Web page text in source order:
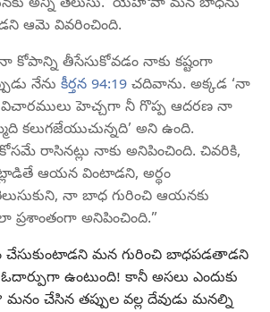
అన్నీ తెలుసు.’ యెహోవా మన బాధను
ఆమె వివరించింది.
తీసేసుకోవడం నాకు కష్టంగా
నేను కీర్తన 94:19 చదివాను. అక్కడ ‘నా
విచారములు హెచ్చగా నీ గొప్ప ఆదరణ నా
కలుగజేయుచున్నది’ అని ఉంది.
రాసినట్లు నాకు అనిపించింది. చివరికి,
ఆయన వింటాడని, అర్థం
నా బాధ గురించి ఆయనకు
ప్రశాంతంగా అనిపించింది.”
చేసుకుంటాడని మన గురించి బాధపడతాడని
ఉంటుంది! కానీ అసలు ఎందుకు
చేసిన తప్పుల వల్ల దేవుడు మనల్ని